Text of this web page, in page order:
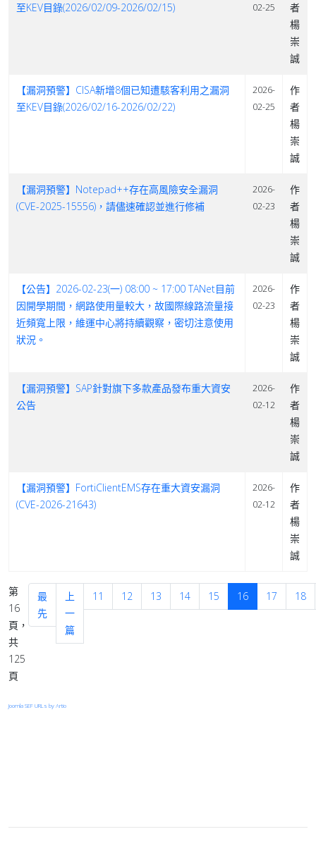
至KEV目錄(2026/02/09-2026/02/15)
02-25
者
楊
崇
誠
【漏洞預警】CISA新增8個已知遭駭客利用之漏洞
至KEV目錄(2026/02/16-2026/02/22)
2026-
02-25
作
者
楊
崇
誠
【漏洞預警】Notepad++存在高風險安全漏洞
(CVE-2025-15556)，請儘速確認並進行修補
2026-
02-23
作
者
楊
崇
誠
【公告】2026-02-23(一) 08:00 ~ 17:00 TANet目前
因開學期間，網路使用量較大，故國際線路流量接
近頻寬上限，維運中心將持續觀察，密切注意使用
狀況。
2026-
02-23
作
者
楊
崇
誠
【漏洞預警】SAP針對旗下多款產品發布重大資安
公告
2026-
02-12
作
者
楊
崇
誠
【漏洞預警】FortiClientEMS存在重大資安漏洞
(CVE-2026-21643)
2026-
02-12
作
者
楊
崇
誠
第
16
頁，
共
125
頁
最
先
上
一
篇
11 12 13 14 15 16 17 18
Joomla SEF URLs by Artio